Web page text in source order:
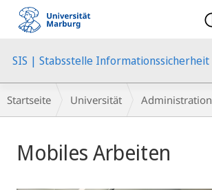
Mobile-
Navigation
SIS | Stabsstelle Informationssicherheit
Breadcrumb-
Navigation
Startseite Universität Administration
Mobiles Arbeiten